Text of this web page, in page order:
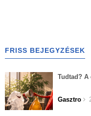
FRISS BEJEGYZÉSEK
Tudtad?
Gasztro